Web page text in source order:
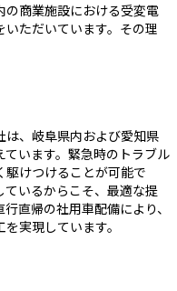
の商業施設における受変電
ただいています。その理
は、岐阜県内および愛知県
います。緊急時のトラブル
駆けつけることが可能で
いるからこそ、最適な提
直帰の社用車配備により、
実現しています。